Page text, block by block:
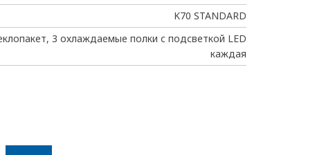
K70 STANDARD
3 охлаждаемые полки с подсветкой LED
каждая